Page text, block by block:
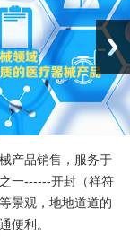
Next
产品销售，服务于
一------开封（祥符
景观，地地道道的
便利。